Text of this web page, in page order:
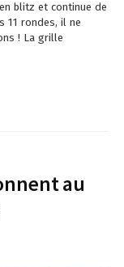
blitz et continue de
11 rondes, il ne
! La grille
au